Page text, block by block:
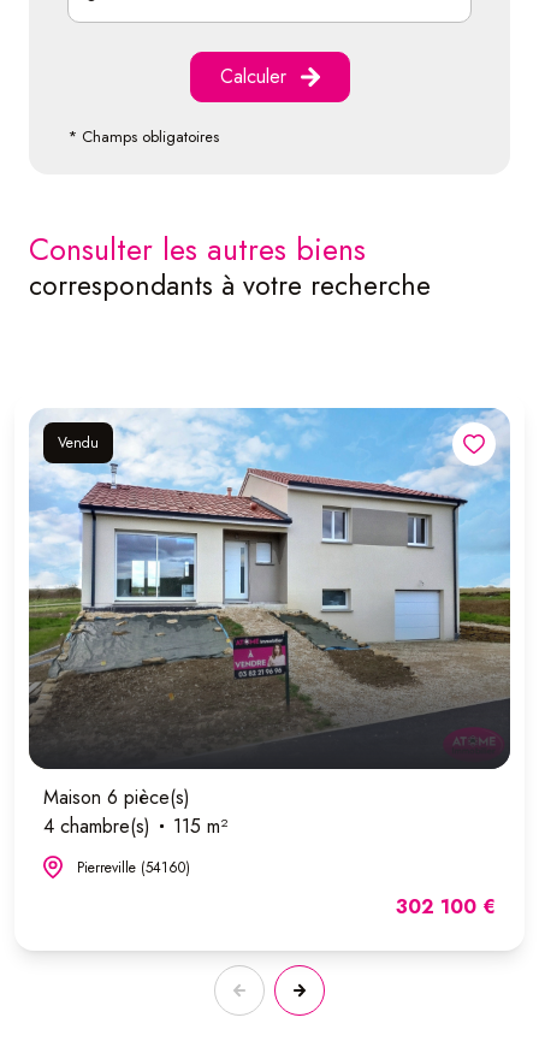
Calculer
* Champs obligatoires
consulter les autres biens
correspondants à votre recherche
Vendu
Maison 6 pièce(s)
4 chambre(s)
115 m²
Pierreville (54160)
302 100 €